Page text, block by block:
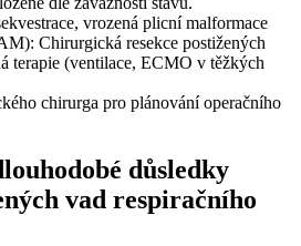
vrozená plicní malformace
Chirurgická resekce postižených
terapie (ventilace, ECMO v těžkých
chirurga pro plánování operačního
důsledky
vad respiračního